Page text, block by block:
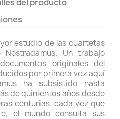
estudio de las cuartetas
Un trabajo
originales del
por primera vez aquí
ha subsistido hasta
de quinientos años desde
centurias; cada vez que
el mundo consulta sus